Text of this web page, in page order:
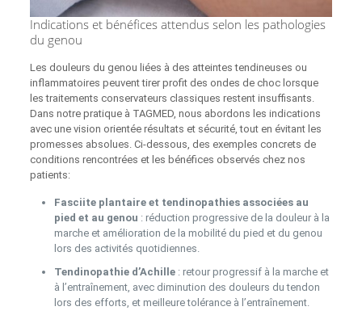
Indications et bénéfices attendus selon les pathologies
du genou
Les douleurs du genou liées à des atteintes tendineuses ou
inflammatoires peuvent tirer profit des ondes de choc lorsque
les traitements conservateurs classiques restent insuffisants.
Dans notre pratique à TAGMED, nous abordons les indications
avec une vision orientée résultats et sécurité, tout en évitant les
promesses absolues. Ci‑dessous, des exemples concrets de
conditions rencontrées et les bénéfices observés chez nos
patients:
Fasciite plantaire et tendinopathies associées au
pied et au genou : réduction progressive de la douleur à la
marche et amélioration de la mobilité du pied et du genou
lors des activités quotidiennes.
Tendinopathie d’Achille: retour progressif à la marche et
à l’entraînement, avec diminution des douleurs du tendon
lors des efforts, et meilleure tolérance à l’entraînement.